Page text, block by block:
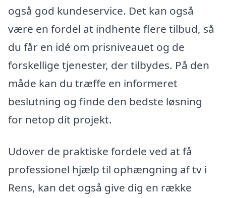
også god kundeservice. Det kan også
være en fordel at indhente flere tilbud, så
du får en idé om prisniveauet og de
forskellige tjenester, der tilbydes. På den
måde kan du træffe en informeret
beslutning og finde den bedste løsning
for netop dit projekt.
Udover de praktiske fordele ved at få
professionel hjælp til ophængning af tv i
Rens, kan det også give dig en række